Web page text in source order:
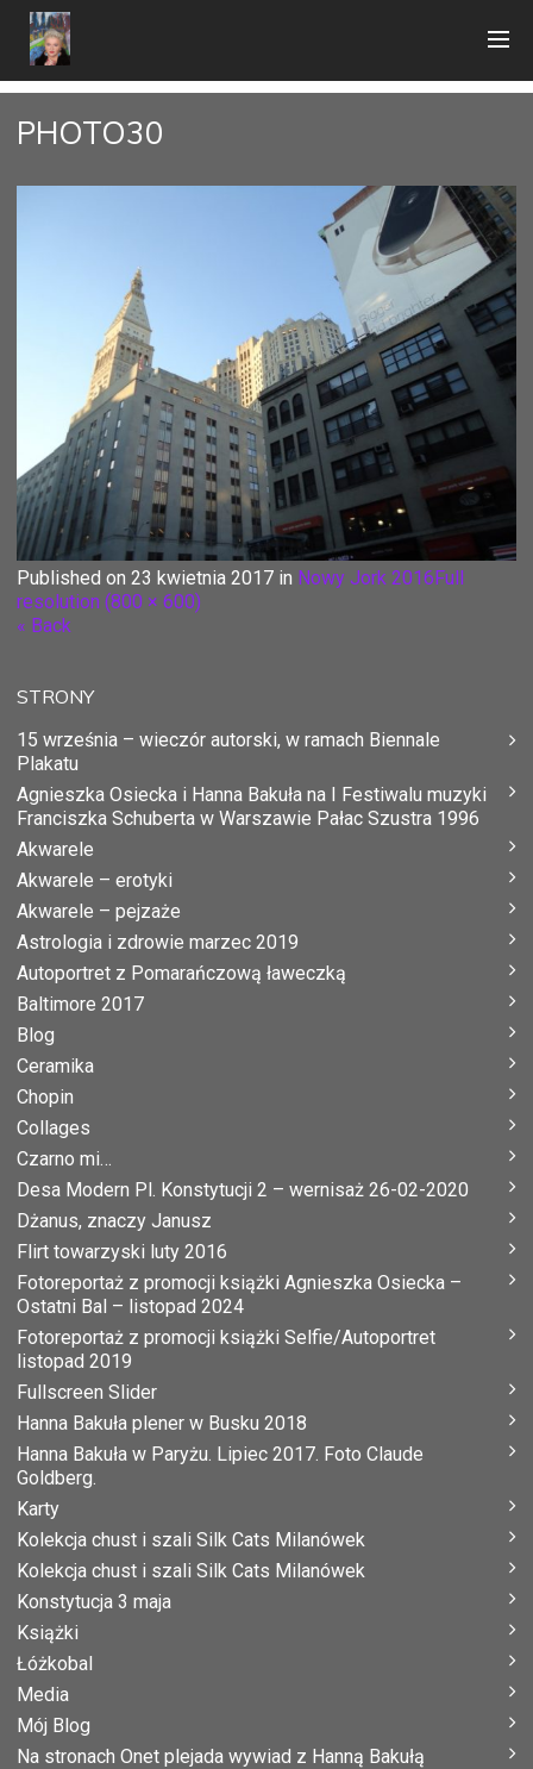
PHOTO30
Published on 23 kwietnia 2017 in Nowy Jork 2016Full
resolution (800 × 600)
« Back
STRONY
15 września – wieczór autorski, w ramach Biennale
Plakatu
Agnieszka Osiecka i Hanna Bakuła na I Festiwalu muzyki
Franciszka Schuberta w Warszawie Pałac Szustra 1996
Akwarele
Akwarele – erotyki
Akwarele – pejzaże
Astrologia i zdrowie marzec 2019
Autoportret z Pomarańczową ławeczką
Baltimore 2017
Blog
Ceramika
Chopin
Collages
Czarno mi…
Desa Modern Pl. Konstytucji 2 – wernisaż 26-02-2020
Dżanus, znaczy Janusz
Flirt towarzyski luty 2016
Fotoreportaż z promocji książki Agnieszka Osiecka –
Ostatni Bal – listopad 2024
Fotoreportaż z promocji książki Selfie/Autoportret
listopad 2019
Fullscreen Slider
Hanna Bakuła plener w Busku 2018
Hanna Bakuła w Paryżu. Lipiec 2017. Foto Claude
Goldberg.
Karty
Kolekcja chust i szali Silk Cats Milanówek
Kolekcja chust i szali Silk Cats Milanówek
Konstytucja 3 maja
Książki
Łóżkobal
Media
Mój Blog
Na stronach Onet plejada wywiad z Hanną Bakułą